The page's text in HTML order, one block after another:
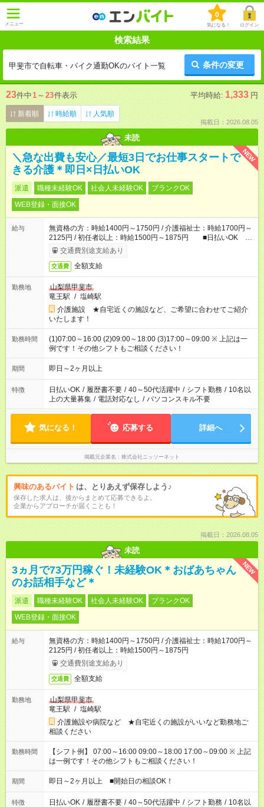
メニュー
0
気になる！ ログイン
検索結果
甲斐市で自転車・バイク通勤OKのバイト一覧 条件の変更
23件中1 ～ 23件表示 平均時給: 1,333 円
新着順 時給順 人気順
掲載日：2026.08.05
未読
NEW
＼急な出費も安心／最短3日でお仕事スタートで
きる介護＊即日×日払いOK
派遣 職種未経験OK 社会人未経験OK
ブランクOK
WEB登録・面接OK
給与
無資格の方：時給1400円～1750円 / 介護福祉士：時給1700円～
2125円 / 初任者以上：時給1500円～1875円 ■日払いOK ■
日収例：1万1200円（時給1400円×8h）
交通費別途支給あり
交通費 全額支給
勤務地
山梨県甲斐市
竜王駅 / 塩崎駅
介護施設 ★自宅近くの施設など、ご希望に合わせてご紹介
いたします！
勤務時間
(1)07:00～16:00 (2)09:00～18:00 (3)17:00～09:00 ※ 上記は一
例です！その他シフトもご相談ください！
期間 即日～2ヶ月以上
特徴 日払いOK / 履歴書不要 / 40～50代活躍中 / シフト勤務 / 10名以
上の大量募集 / 電話対応なし / パソコンスキル不要
気になる！ 応募する 詳細へ
掲載元企業名 株式会社ニッソーネット
興味のあるバイト は、とりあえず保存しよう♪
保存した求人は、後からまとめて応募できるよ。
企業からアプローチが届くことも！
掲載日：2026.08.05
未読
NEW
3ヵ月で73万円稼ぐ！未経験OK＊おばあちゃん
のお話相手など＊
派遣 職種未経験OK 社会人未経験OK
ブランクOK
WEB登録・面接OK
給与
無資格の方：時給1400円～1750円 / 介護福祉士：時給1700円～
2125円 / 初任者以上：時給1500円～1875円
交通費別途支給あり
交通費 全額支給
勤務地
山梨県甲斐市
竜王駅 / 塩崎駅
介護施設や病院など ★自宅近くの施設がいいなど勤務地ご
相談ください
勤務時間
【シフト例】 07:00～16:00 09:00～18:00 17:00～09:00 ※ 上記
は一例です！その他シフトもご相談ください！
期間 即日～2ヶ月以上 ■開始日の相談OK！
特徴 日払いOK / 履歴書不要 / 40～50代活躍中 / シフト勤務 / 10名以